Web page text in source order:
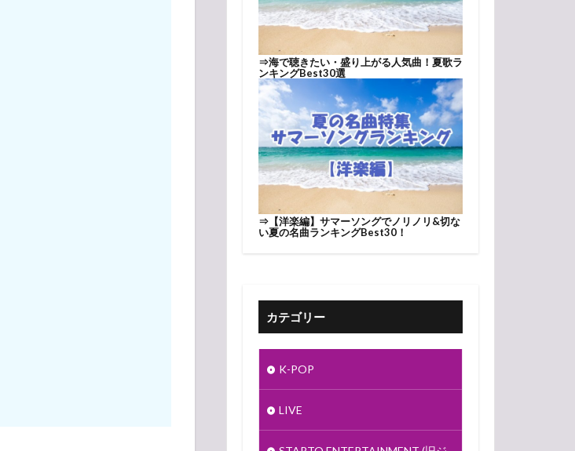
⇒海で聴きたい・盛り上がる人気曲！夏歌ラ
ンキングBest30選
⇒ 【洋楽編】サマーソングでノリノリ&切な
い夏の名曲ランキングBest30！
カテゴリー
K-POP
LIVE